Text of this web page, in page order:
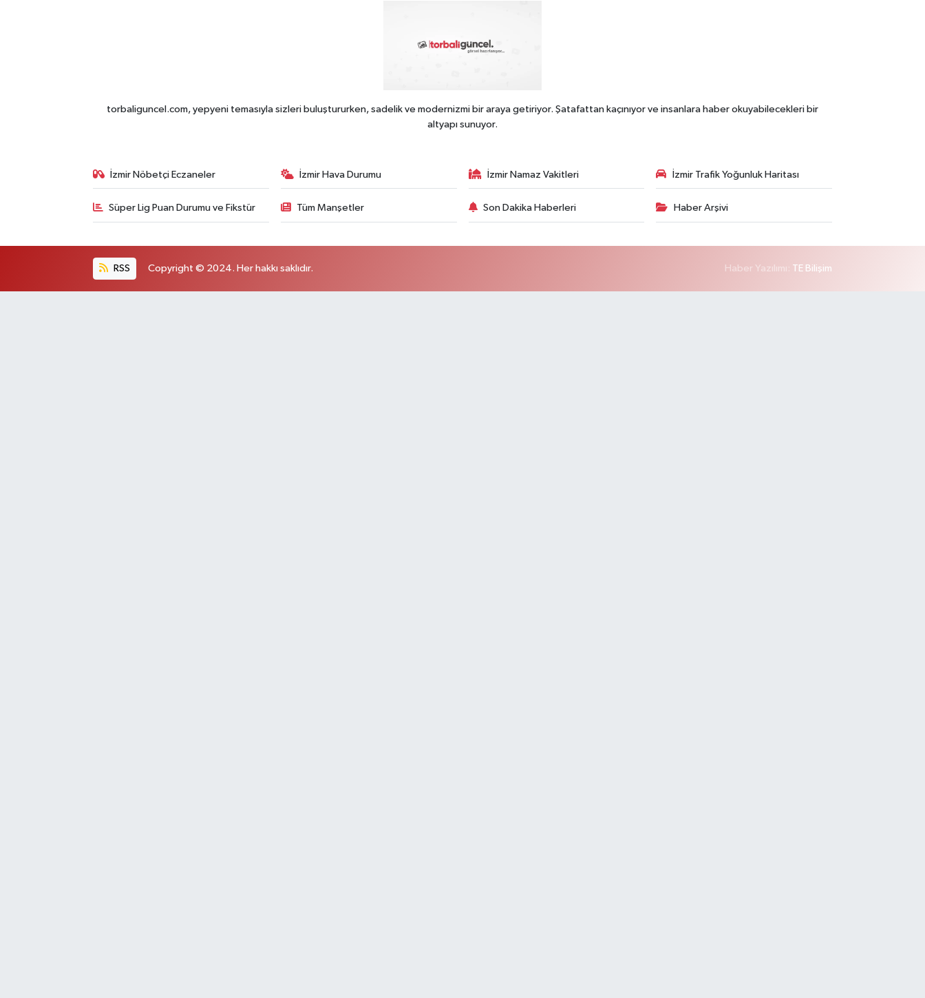
torbaliguncel.com, yepyeni temasıyla sizleri buluştururken, sadelik ve modernizmi bir araya getiriyor. Şatafattan kaçınıyor ve insanlara haber okuyabilecekleri bir
altyapı sunuyor.
İzmir Nöbetçi Eczaneler İzmir Hava Durumu İzmir Namaz Vakitleri İzmir Trafik Yoğunluk Haritası
Süper Lig Puan Durumu ve Fikstür Tüm Manşetler Son Dakika Haberleri Haber Arşivi
RSS Copyright © 2024. Her hakkı saklıdır. Haber Yazılımı: TE Bilişim